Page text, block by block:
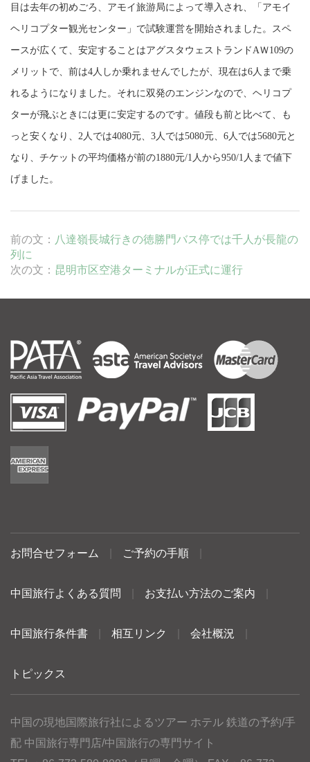
目は去年の初めごろ、アモイ旅游局によって導入され、「アモイ
ヘリコプター観光センター」で試験運営を開始されました。スペ
ースが広くて、安定することはアグスタウェストランド AＷ109の
メリットで、前は4 人しか乗れませんでしたが、現在は6 人まで乗
れるようになりました。それに双発のエンジンなので、ヘリコプ
ターが飛ぶときには更に安定するのです。値段も前と比べて、も
っと安くなり、 2 人では4080元、 3 人では5080元、 6 人では5680元と
なり、チケットの平均価格が前の1880元/1 人から950/1 人まで値下
げました。
前の文： 八達嶺長城行きの徳勝門バス停では千人が長龍の
列に
次の文： 昆明市区空港ターミナルが正式に運行
お問合せフォーム ご予約の手順
中国旅行よくある質問 お支払い方法のご案内
中国旅行条件書 相互リンク 会社概況
トピックス
中国の現地国際旅行社によるツアー ホテル 鉄道の予約/手
配 中国旅行専門店/中国旅行の専門サイト